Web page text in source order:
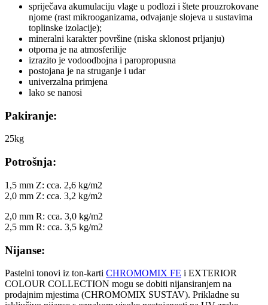
spriječava akumulaciju vlage u podlozi i štete prouzrokovane
njome (rast mikrooganizama, odvajanje slojeva u sustavima
toplinske izolacije);
mineralni karakter površine (niska sklonost prljanju)
otporna je na atmosferilije
izrazito je vodoodbojna i paropropusna
postojana je na struganje i udar
univerzalna primjena
lako se nanosi
Pakiranje:
25kg
Potrošnja:
1,5 mm Z: cca. 2,6 kg/m2
2,0 mm Z: cca. 3,2 kg/m2
2,0 mm R: cca. 3,0 kg/m2
2,5 mm R: cca. 3,5 kg/m2
Nijanse:
Pastelni tonovi iz ton-karti CHROMOMIX FE i EXTERIOR
COLOUR COLLECTION mogu se dobiti nijansiranjem na
prodajnim mjestima (CHROMOMIX SUSTAV). Prikladne su